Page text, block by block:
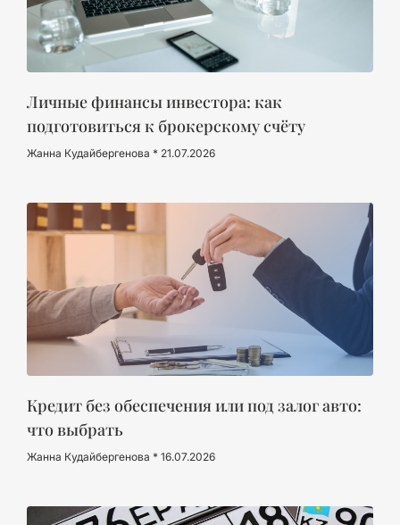
Личные финансы инвестора: как
подготовиться к брокерскому счёту
Жанна Кудайбергенова 21.07.2026
Кредит без обеспечения или под залог авто:
что выбрать
Жанна Кудайбергенова 16.07.2026